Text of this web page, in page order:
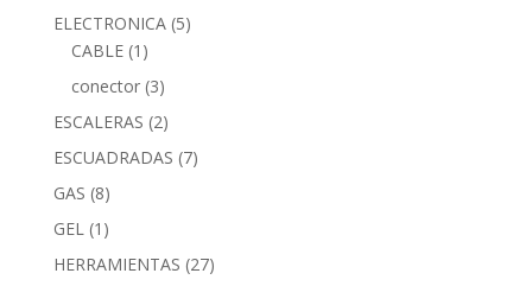
ELECTRONICA (5)
CABLE (1)
conector (3)
ESCALERAS (2)
ESCUADRADAS (7)
GAS (8)
GEL (1)
HERRAMIENTAS (27)